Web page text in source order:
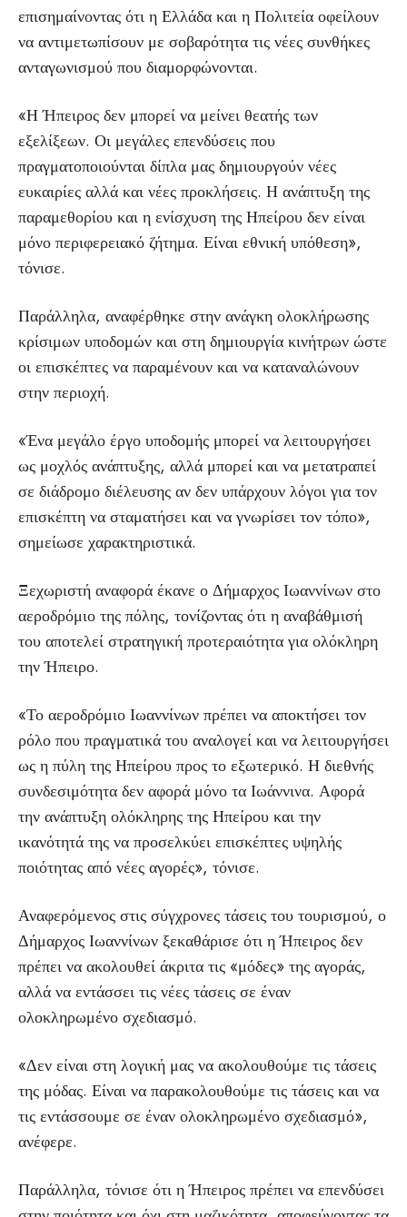
επισημαίνοντας ότι η Ελλάδα και η Πολιτεία οφείλουν
να αντιμετωπίσουν με σοβαρότητα τις νέες συνθήκες
ανταγωνισμού που διαμορφώνονται.
«Η Ήπειρος δεν μπορεί να μείνει θεατής των
εξελίξεων. Οι μεγάλες επενδύσεις που
πραγματοποιούνται δίπλα μας δημιουργούν νέες
ευκαιρίες αλλά και νέες προκλήσεις. Η ανάπτυξη της
παραμεθορίου και η ενίσχυση της Ηπείρου δεν είναι
μόνο περιφερειακό ζήτημα. Είναι εθνική υπόθεση»,
τόνισε.
Παράλληλα, αναφέρθηκε στην ανάγκη ολοκλήρωσης
κρίσιμων υποδομών και στη δημιουργία κινήτρων ώστε
οι επισκέπτες να παραμένουν και να καταναλώνουν
στην περιοχή.
«Ένα μεγάλο έργο υποδομής μπορεί να λειτουργήσει
ως μοχλός ανάπτυξης, αλλά μπορεί και να μετατραπεί
σε διάδρομο διέλευσης αν δεν υπάρχουν λόγοι για τον
επισκέπτη να σταματήσει και να γνωρίσει τον τόπο»,
σημείωσε χαρακτηριστικά.
Ξεχωριστή αναφορά έκανε ο Δήμαρχος Ιωαννίνων στο
αεροδρόμιο της πόλης, τονίζοντας ότι η αναβάθμισή
του αποτελεί στρατηγική προτεραιότητα για ολόκληρη
την Ήπειρο.
«Το αεροδρόμιο Ιωαννίνων πρέπει να αποκτήσει τον
ρόλο που πραγματικά του αναλογεί και να λειτουργήσει
ως η πύλη της Ηπείρου προς το εξωτερικό. Η διεθνής
συνδεσιμότητα δεν αφορά μόνο τα Ιωάννινα. Αφορά
την ανάπτυξη ολόκληρης της Ηπείρου και την
ικανότητά της να προσελκύει επισκέπτες υψηλής
ποιότητας από νέες αγορές», τόνισε.
Αναφερόμενος στις σύγχρονες τάσεις του τουρισμού, ο
Δήμαρχος Ιωαννίνων ξεκαθάρισε ότι η Ήπειρος δεν
πρέπει να ακολουθεί άκριτα τις «μόδες» της αγοράς,
αλλά να εντάσσει τις νέες τάσεις σε έναν
ολοκληρωμένο σχεδιασμό.
«Δεν είναι στη λογική μας να ακολουθούμε τις τάσεις
της μόδας. Είναι να παρακολουθούμε τις τάσεις και να
τις εντάσσουμε σε έναν ολοκληρωμένο σχεδιασμό»,
ανέφερε.
Παράλληλα, τόνισε ότι η Ήπειρος πρέπει να επενδύσει